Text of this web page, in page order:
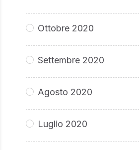
Ottobre 2020
Settembre 2020
Agosto 2020
Luglio 2020